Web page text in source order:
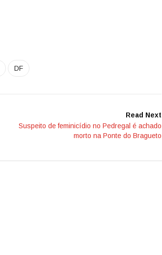
DF
Read Next
Suspeito de feminicídio no Pedregal é achado
morto na Ponte do Bragueto